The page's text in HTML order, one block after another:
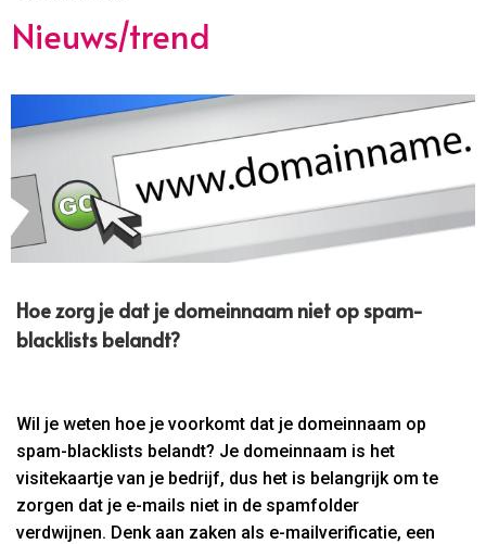
Nieuws/trend
Hoe zorg je dat je domeinnaam niet op spam-
blacklists belandt?
Wil je weten hoe je voorkomt dat je domeinnaam op
spam-blacklists belandt? Je domeinnaam is het
visitekaartje van je bedrijf, dus het is belangrijk om te
zorgen dat je e-mails niet in de spamfolder
verdwijnen. Denk aan zaken als e-mailverificatie, een